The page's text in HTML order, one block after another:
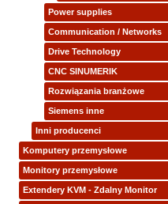
Power supplies
Communication / Networks
Drive Technology
CNC SINUMERIK
Rozwiązania branżowe
Siemens inne
Inni producenci
Komputery przemysłowe
Monitory przemysłowe
Extendery KVM - Zdalny Monitor